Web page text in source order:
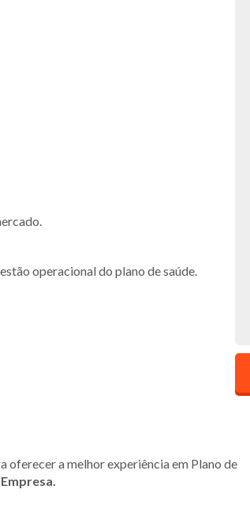
operacional do plano de saúde.
a melhor experiência em Plano de
Empresa.